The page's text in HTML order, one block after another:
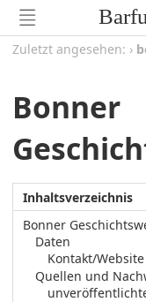
Zuletzt angesehen: ›
Bonner
Inhaltsverzeichnis
Bonner
Daten
Kontakt/Website
Quellen und